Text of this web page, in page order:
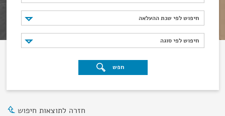
חיפוש לפי שנת ההעלאה
חיפוש לפי שנת ההעלאה
חיפוש לפי סוגה
חיפוש לפי סוגה
חפש
חזרה לתוצאות חיפוש